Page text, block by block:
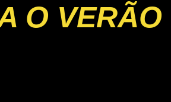
O VERÃO